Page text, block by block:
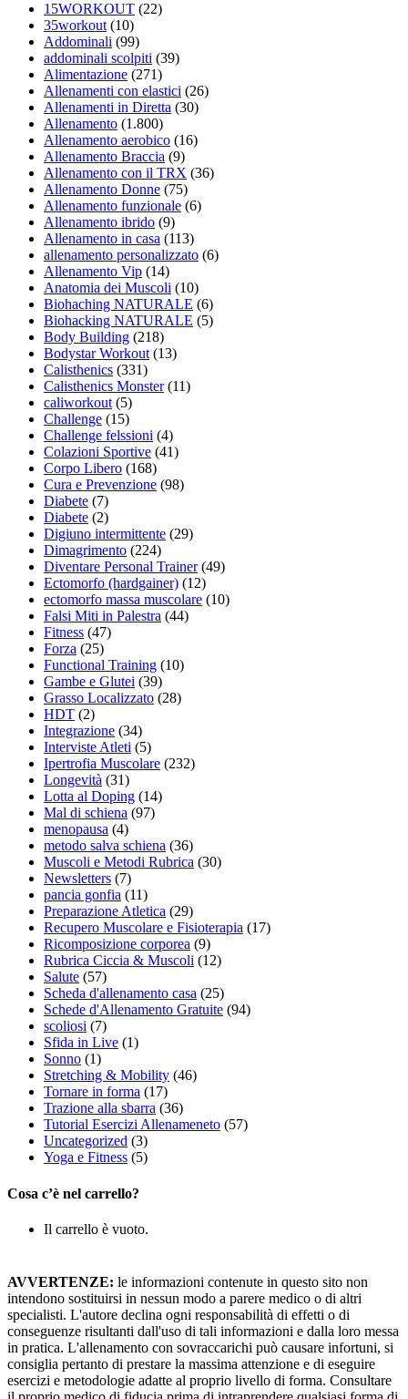
15WORKOUT (22)
35workout (10)
Addominali (99)
addominali scolpiti (39)
Alimentazione (271)
Allenamenti con elastici (26)
Allenamenti in Diretta (30)
Allenamento (1.800)
Allenamento aerobico (16)
Allenamento Braccia (9)
Allenamento con il TRX (36)
Allenamento Donne (75)
Allenamento funzionale (6)
Allenamento ibrido (9)
Allenamento in casa (113)
allenamento personalizzato (6)
Allenamento Vip (14)
Anatomia dei Muscoli (10)
Biohaching NATURALE (6)
Biohacking NATURALE (5)
Body Building (218)
Bodystar Workout (13)
Calisthenics (331)
Calisthenics Monster(11)
caliworkout (5)
Challenge (15)
Challenge felssioni (4)
Colazioni Sportive (41)
Corpo Libero (168)
Cura e Prevenzione (98)
Diabete (7)
Diabete (2)
Digiuno intermittente (29)
Dimagrimento (224)
Diventare Personal Trainer(49)
Ectomorfo (hardgainer) (12)
ectomorfo massa muscolare (10)
Falsi Miti in Palestra (44)
Fitness (47)
Forza (25)
Functional Training (10)
Gambe e Glutei (39)
Grasso Localizzato (28)
HDT (2)
Integrazione (34)
Interviste Atleti (5)
Ipertrofia Muscolare (232)
Longevità (31)
Lotta al Doping (14)
Mal di schiena (97)
menopausa (4)
metodo salva schiena (36)
Muscoli e Metodi Rubrica (30)
Newsletters (7)
pancia gonfia (11)
Preparazione Atletica (29)
Recupero Muscolare e Fisioterapia (17)
Ricomposizione corporea (9)
Rubrica Ciccia & Muscoli (12)
Salute (57)
Scheda d'allenamento casa (25)
Schede d'Allenamento Gratuite (94)
scoliosi (7)
Sfida in Live (1)
Sonno (1)
Stretching & Mobility (46)
Tornare in forma (17)
Trazione alla sbarra (36)
Tutorial Esercizi Allenameneto (57)
Uncategorized (3)
Yoga e Fitness (5)
Cosa c’è nel carrello?
Il carrello è vuoto.
AVVERTENZE: le informazioni contenute in questo sito non
intendono sostituirsi in nessun modo a parere medico o di altri
specialisti. L'autore declina ogni responsabilità di effetti o di
conseguenze risultanti dall'uso di tali informazioni e dalla loro messa
in pratica. L'allenamento con sovraccarichi può causare infortuni, si
consiglia pertanto di prestare la massima attenzione e di eseguire
esercizi e metodologie adatte al proprio livello di forma. Consultare